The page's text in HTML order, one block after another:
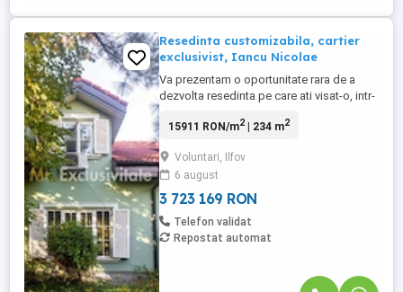
Resedinta customizabila, cartier
exclusivist, Iancu Nicolae
Va prezentam o oportunitate rara de a
dezvolta resedinta pe care ati visat-o, intr-
Aceasta proprietate, ideala pentru
situata pe strada Erou Iancu Nicolae, in
incinta exclusivistului Park Rezidential
Baneasa. Locatia este ...
15911 RON/m2| 234 m2
Voluntari, Ilfov
6 august
3 723 169 RON
Telefon validat
Repostat automat